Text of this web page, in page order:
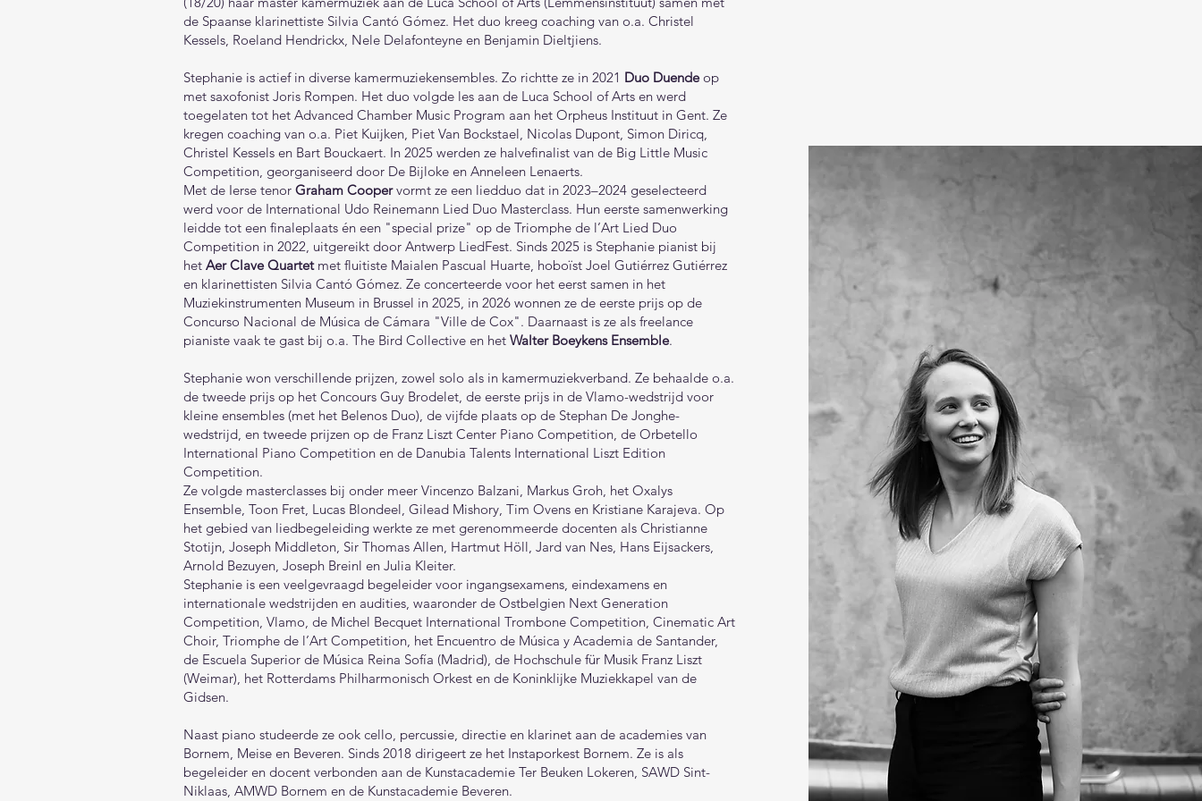
de Spaanse klarinettiste Silvia Cantó Gómez. Het duo kreeg coaching van o.a. Christel
Kessels, Roeland Hendrickx, Nele Delafonteyne en Benjamin Dieltjiens.
Stephanie is actief in diverse kamermuziekensembles. Zo richtte ze in 2021 Duo Duendeop
met saxofonist Joris Rompen. Het duo volgde les aan de Luca School of Arts en werd
toegelaten tot het Advanced Chamber Music Program aan het Orpheus Instituut in Gent. Ze
kregen coaching van o.a. Piet Kuijken, Piet Van Bockstael, Nicolas Dupont, Simon Diricq,
Christel Kessels en Bart Bouckaert. In 2025 werden ze halvefinalist van de Big Little Music
Competition, georganiseerd door De Bijloke en Anneleen Lenaerts.
Met de Ierse tenor Graham Coopervormt ze een liedduo dat in 2023–2024 geselecteerd
werd voor de International Udo Reinemann Lied Duo Masterclass. Hun eerste samenwerking
leidde tot een finaleplaats én een "special prize" op de Triomphe de l’Art Lied Duo
Competition in 2022, uitgereikt door Antwerp LiedFest. Sinds 2025 is Stephanie pianist bij
het Aer Clave Quartetmet fluitiste Maialen Pascual Huarte, hoboïst Joel Gutiérrez Gutiérrez
en klarinettisten Silvia Cantó Gómez. Ze concerteerde voor het eerst samen in het
Muziekinstrumenten Museum in Brussel in 2025, in 2026 wonnen ze de eerste prijs op de
Concurso Nacional de Música de Cámara "Ville de Cox". Daarnaast is ze als freelance
pianiste vaak te gast bij o.a. The Bird Collective en het Walter Boeykens Ensemble.
Stephanie won verschillende prijzen, zowel solo als in kamermuziekverband. Ze behaalde o.a.
de tweede prijs op het Concours Guy Brodelet, de eerste prijs in de Vlamo-wedstrijd voor
kleine ensembles (met het Belenos Duo), de vijfde plaats op de Stephan De Jonghe-
wedstrijd, en tweede prijzen op de Franz Liszt Center Piano Competition, de Orbetello
International Piano Competition en de Danubia Talents International Liszt Edition
Competition.
Ze volgde masterclasses bij onder meer Vincenzo Balzani, Markus Groh, het Oxalys
Ensemble, Toon Fret, Lucas Blondeel, Gilead Mishory, Tim Ovens en Kristiane Karajeva. Op
het gebied van liedbegeleiding werkte ze met gerenommeerde docenten als Christianne
Stotijn, Joseph Middleton, Sir Thomas Allen, Hartmut Höll, Jard van Nes, Hans Eijsackers,
Arnold Bezuyen, Joseph Breinl en Julia Kleiter.
Stephanie is een veelgevraagd begeleider voor ingangsexamens, eindexamens en
internationale wedstrijden en audities, waaronder de Ostbelgien Next Generation
Competition, Vlamo, de Michel Becquet International Trombone Competition, Cinematic Art
Choir, Triomphe de l’Art Competition, het Encuentro de Música y Academia de Santander,
de Escuela Superior de Música Reina Sofía (Madrid), de Hochschule für Musik Franz Liszt
(Weimar), het Rotterdams Philharmonisch Orkest en de Koninklijke Muziekkapel van de
Gidsen.
Naast piano studeerde ze ook cello, percussie, directie en klarinet aan de academies van
Bornem, Meise en Beveren. Sinds 2018 dirigeert ze het Instaporkest Bornem. Ze is als
begeleider en docent verbonden aan de Kunstacademie Ter Beuken Lokeren, SAWD Sint-
Niklaas, AMWD Bornem en de Kunstacademie Beveren.